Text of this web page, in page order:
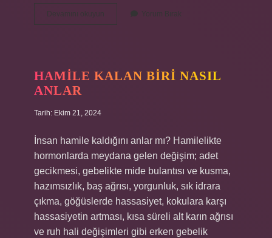
Devamını okuyun
Tatili
Yorum Bırak
HAMILE KALAN BIRI NASIL
ANLAR
Tarih: Ekim 21, 2024
İnsan hamile kaldığını anlar mı? Hamilelikte
hormonlarda meydana gelen değişim; adet
gecikmesi, gebelikte mide bulantısı ve kusma,
hazımsızlık, baş ağrısı, yorgunluk, sık idrara
çıkma, göğüslerde hassasiyet, kokulara karşı
hassasiyetin artması, kısa süreli alt karın ağrısı
ve ruh hali değişimleri gibi erken gebelik